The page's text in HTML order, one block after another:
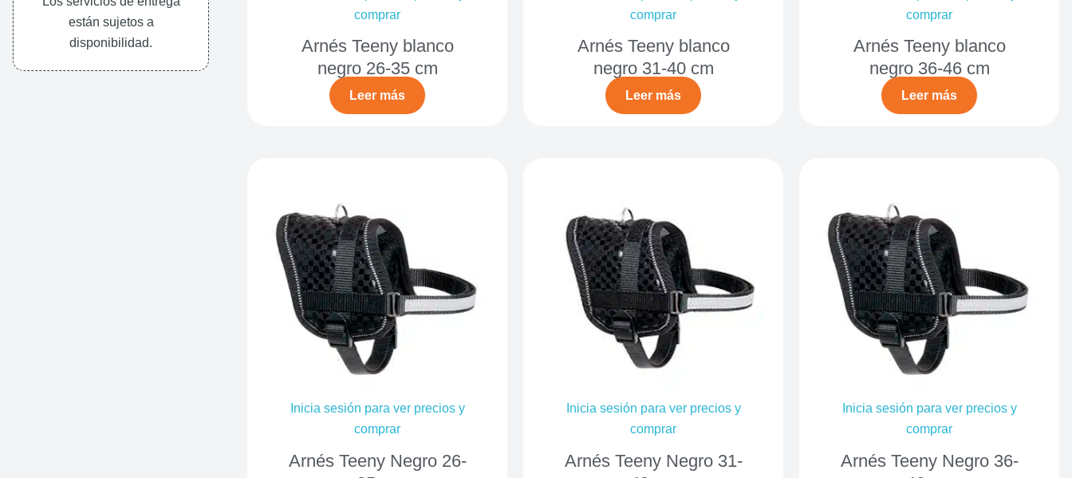
están sujetos a
disponibilidad.
comprar
Arnés Teeny blanco
negro 26-35 cm
Leer más
comprar
Arnés Teeny blanco
negro 31-40 cm
Leer más
comprar
Arnés Teeny blanco
negro 36-46 cm
Leer más
Inicia sesión para ver precios y
comprar
Arnés Teeny Negro 26-
Inicia sesión para ver precios y
comprar
Arnés Teeny Negro 31-
Inicia sesión para ver precios y
comprar
Arnés Teeny Negro 36-